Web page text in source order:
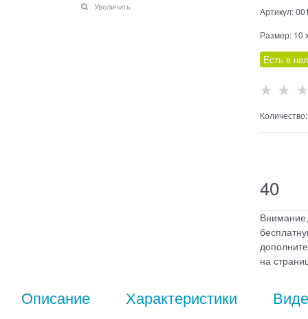
Увеличить Артикул:
Размер: 10
Есть в
Количество:
40
на
Описание Характеристики